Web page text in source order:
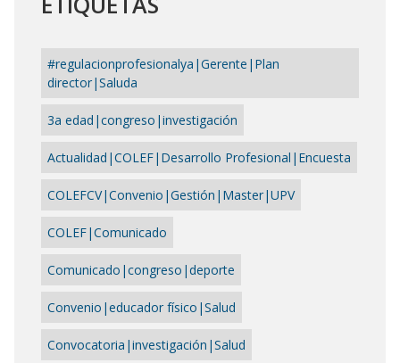
#regulacionprofesionalya|Gerente|Plan
director|Saluda
3a edad|congreso|investigación
Actualidad|COLEF|Desarrollo Profesional|Encuesta
COLEFCV|Convenio|Gestión|Master|UPV
COLEF|Comunicado
Comunicado|congreso|deporte
Convenio|educador físico|Salud
Convocatoria|investigación|Salud